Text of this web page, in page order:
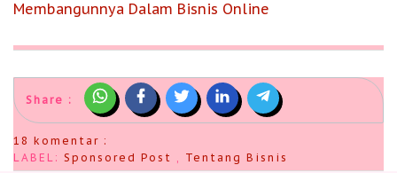
Membangunnya Dalam Bisnis Online
Share :
18 komentar :
LABEL: Sponsored Post Tentang Bisnis